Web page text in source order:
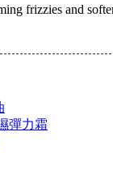
frizzies and
彈力霜